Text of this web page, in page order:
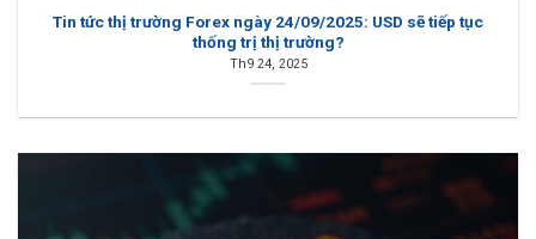
Tin tức thị trường Forex ngày 24/09/2025: USD sẽ tiếp tục
thống trị thị trường?
Th9 24, 2025